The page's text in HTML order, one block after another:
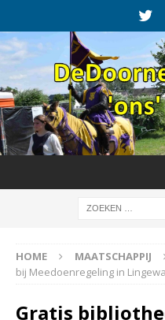
HOME MAATSCHAPPIJ
bij Meedoenregeling in
Gratis